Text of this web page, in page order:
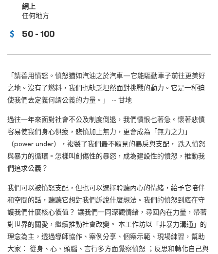
網上
任何地方
50 - 100
「請善用憤怒。憤怒猶如汽油之於汽車—它能驅動車子前往更美好
之地。沒有了燃料，我們也缺乏坦然面對挑戰的動力。它是一種迫
使我們去定義何謂公義的力量。」 -- 甘地
過往一年來面對社會不公及制度倒退，我們憤恨也著急。懷著悲憤
容易使我們身心俱疲，悲憤加上無力，更會成為「無力之力」
（power under），複製了我們最不願見的暴戾與支配， 跌入憤怒
與暴力的循環。怎樣叫創傷性的暴怒，成為建設性的憤怒，推動我
們追求公義？
我們可以被憤怒支配，但也可以選擇聆聽內心的情緒，給予它陪伴
和空間的話，聽聽它想對我們訴說什麼想法。我們的憤怒到底在守
護我們什麼核心價值？ 讓我們一同深觀情緒，尋回內在力量，帶著
對世界的關愛，繼續推動社會改變。 本工作坊以「非暴力溝通」的
理念為主，透過導師協作、案例分享、個案示範、現場練習，幫助
大家： 從身、心、頭腦、言行多方面覺察憤怒 ；反思和轉化自己與